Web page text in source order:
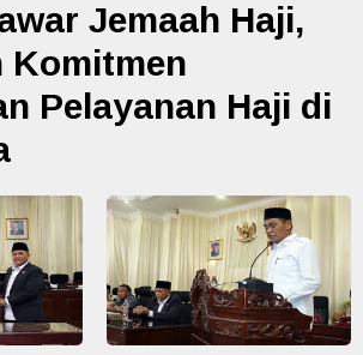
Jemaah Haji,
Komitmen
Pelayanan Haji di